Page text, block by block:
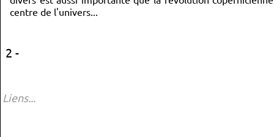
centre de l'univers...
2 -
Liens...